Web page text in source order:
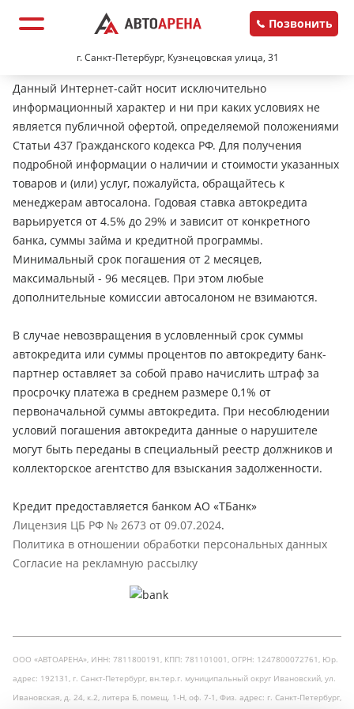
г. Санкт-Петербург, Кузнецовская улица, 31
Позвонить
Данный Интернет-сайт носит исключительно
информационный характер и ни при каких условиях не
является публичной офертой, определяемой положениями
Статьи 437 Гражданского кодекса РФ. Для получения
подробной информации о наличии и стоимости указанных
товаров и (или) услуг, пожалуйста, обращайтесь к
менеджерам автосалона. Годовая ставка автокредита
варьируется от 4.5% до 29% и зависит от конкретного
банка, суммы займа и кредитной программы.
Минимальный срок погашения от 2 месяцев,
максимальный - 96 месяцев. При этом любые
дополнительные комиссии автосалоном не взимаются.
В случае невозвращения в условленный срок суммы
автокредита или суммы процентов по автокредиту банк-
партнер оставляет за собой право начислить штраф за
просрочку платежа в среднем размере 0,1% от
первоначальной суммы автокредита. При несоблюдении
условий погашения автокредита данные о нарушителе
могут быть переданы в специальный реестр должников и
коллекторское агентство для взыскания задолженности.
Кредит предоставляется банком АО «ТБанк»
Лицензия ЦБ РФ № 2673 от 09.07.2024.
Политика в отношении обработки персональных данных
Согласие на рекламную рассылку
ООО «АВТОАРЕНА», ИНН: 7811800191, КПП: 781101001, ОГРН: 1247800072761, Юр.
адрес: 192131, г. Санкт-Петербург, вн.тер.г. муниципальный округ Ивановский, ул.
Ивановская, д. 24, к.2, литера Б, помещ. 1-Н, оф. 7-1, Физ. адрес: г. Санкт-Петербург,